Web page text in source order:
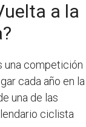
a la
una competición
cada año en la
una de las
ciclista